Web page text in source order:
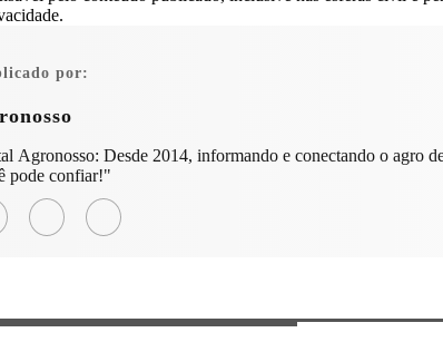
por:
Agronosso: Desde 2014, informando e conectando o agro
pode confiar!"